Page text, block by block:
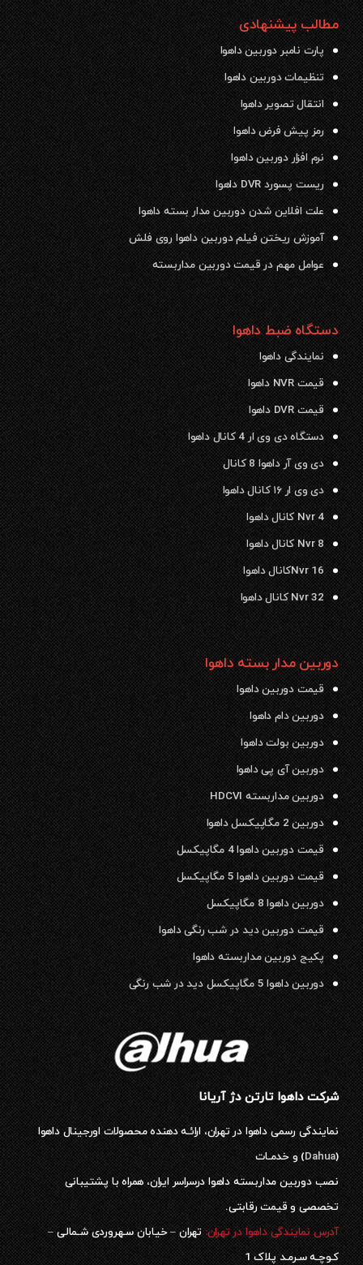
مطالب پیشنهادی
پارت نامبر دوربین داهوا
تنظیمات دوربین داهوا
انتقال تصویر داهوا
رمز پیش فرض داهوا
نرم افزار دوربین داهوا
ریست پسورد DVR داهوا
علت افلاین شدن دوربین مدار بسته داهوا
آموزش ریختن فیلم دوربین داهوا روی فلش
عوامل مهم در قیمت دوربین مداربسته
دستگاه ضبط داهوا
نمایندگی داهوا
قیمت NVR داهوا
قیمت DVR داهوا
دستگاه دی وی ار 4 کانال داهوا
دی وی آر داهوا 8 کانال
دی وی ار ۱۶ کانال داهوا
Nvr 4 کانال داهوا
Nvr 8 کانال داهوا
Nvr 16کانال داهوا
Nvr 32 کانال داهوا
دوربین مدار بسته داهوا
قیمت دوربین داهوا
دوربین دام داهوا
دوربین بولت داهوا
دوربین آی پی داهوا
دوربین مداربسته HDCVI
دوربین 2 مگاپیکسل داهوا
قیمت دوربین داهوا 4 مگاپیکسل
قیمت دوربین داهوا 5 مگاپیکسل
دوربین داهوا 8 مگاپیکسل
قیمت دوربین دید در شب رنگی داهوا
پکیج دوربین مداربسته داهوا
دوربین داهوا 5 مگاپیکسل دید در شب رنگی
شرکت داهوا تارتن دژ آریانا
نمایندگی رسمی داهوا در تهران، ارائـه دهنده محصولات اورجینال داهوا
(
Dahua) و خدمـات
نصب دوربین مداربسته داهوا درسراسر ایران، همراه با پشتیبانی
تخصصی و قیمت رقابتی.
آدرس نمایندگی داهوا در تهران:تهران – خیابان سـهروردی شـمالی –
کـوچـه سـرمـد پلاک 1